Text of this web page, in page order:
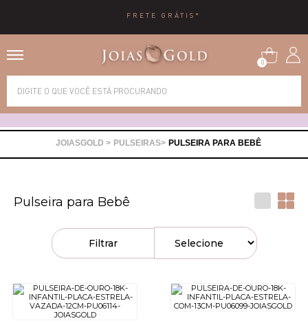
10X SEM JUROS
0
PULSEIRAS PULSEIRA PARA BEBÊ
Pulseira para Bebê
Filtrar
Alianças
Anéis
Pingentes